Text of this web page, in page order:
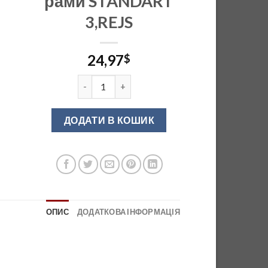
3,REJS
24,97$
ДОДАТИ В КОШИК
ОПИС ДОДАТКОВА ІНФОРМАЦІЯ